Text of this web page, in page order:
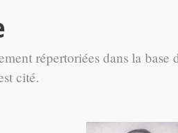
répertoriées dans la
cité.